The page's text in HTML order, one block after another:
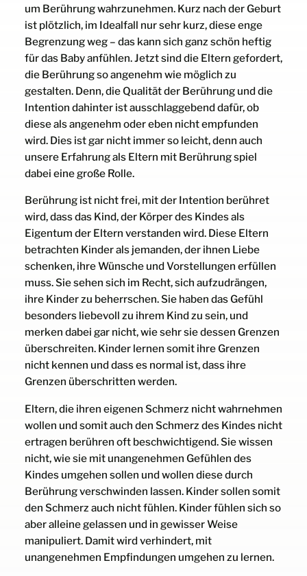
um Berührung wahrzunehmen. Kurz nach der Geburt
ist plötzlich, im Idealfall nur sehr kurz, diese enge
Begrenzung weg – das kann sich ganz schön heftig
für das Baby anfühlen. Jetzt sind die Eltern gefordert,
die Berührung so angenehm wie möglich zu
gestalten. Denn, die Qualität der Berührung und die
Intention dahinter ist ausschlaggebend dafür, ob
diese als angenehm oder eben nicht empfunden
wird. Dies ist gar nicht immer so leicht, denn auch
unsere Erfahrung als Eltern mit Berührung spiel
dabei eine große Rolle.
Berührung ist nicht frei, mit der Intention berühret
wird, dass das Kind, der Körper des Kindes als
Eigentum der Eltern verstanden wird. Diese Eltern
betrachten Kinder als jemanden, der ihnen Liebe
schenken, ihre Wünsche und Vorstellungen erfüllen
muss. Sie sehen sich im Recht, sich aufzudrängen,
ihre Kinder zu beherrschen. Sie haben das Gefühl
besonders liebevoll zu ihrem Kind zu sein, und
merken dabei gar nicht, wie sehr sie dessen Grenzen
überschreiten. Kinder lernen somit ihre Grenzen
nicht kennen und dass es normal ist, dass ihre
Grenzen überschritten werden.
Eltern, die ihren eigenen Schmerz nicht wahrnehmen
wollen und somit auch den Schmerz des Kindes nicht
ertragen berühren oft beschwichtigend. Sie wissen
nicht, wie sie mit unangenehmen Gefühlen des
Kindes umgehen sollen und wollen diese durch
Berührung verschwinden lassen. Kinder sollen somit
den Schmerz auch nicht fühlen. Kinder fühlen sich so
aber alleine gelassen und in gewisser Weise
manipuliert. Damit wird verhindert, mit
unangenehmen Empfindungen umgehen zu lernen.